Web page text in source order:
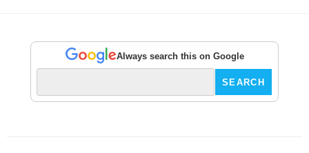
Always search this on Google